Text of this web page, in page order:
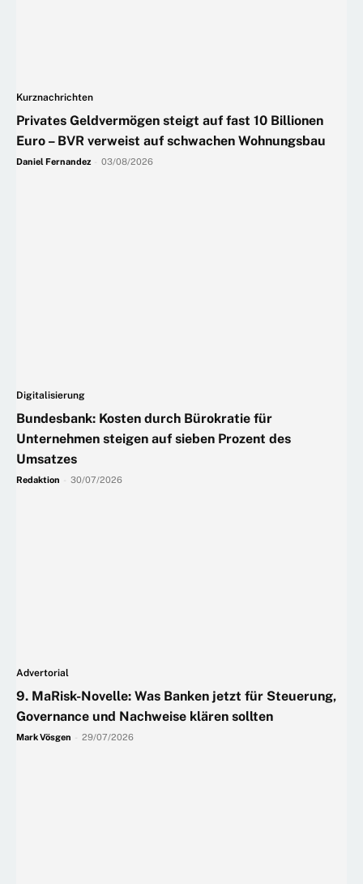
Kurznachrichten
Privates Geldvermögen steigt auf fast 10 Billionen
Euro – BVR verweist auf schwachen Wohnungsbau
Daniel Fernandez 03/08/2026
Digitalisierung
Bundesbank: Kosten durch Bürokratie für
Unternehmen steigen auf sieben Prozent des
Umsatzes
Redaktion 30/07/2026
Advertorial
9. MaRisk-Novelle: Was Banken jetzt für Steuerung,
Governance und Nachweise klären sollten
Mark Vösgen 29/07/2026